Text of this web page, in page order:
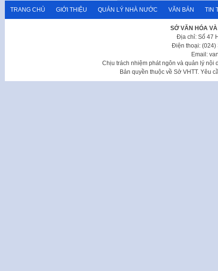
TRANG CHỦ GIỚI THIỆU QUẢN LÝ NHÀ NƯỚC VĂN BẢN TIN
SỞ VĂN HÓA
Địa chỉ: Số 47
Điện thoại: (024)
Email:
Chịu trách nhiệm phát ngôn và quản lý nội
Bản quyền thuộc về Sở VHTT. Yêu